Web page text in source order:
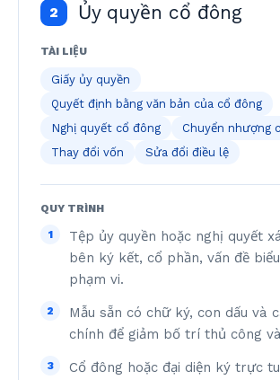
2 Ủy quyền cổ đông
TÀI LIỆU
Giấy ủy quyền
Quyết định bằng văn bản của cổ đông
Nghị quyết cổ đông
Chuyển nhượng
Thay đổi vốn
Sửa đổi điều lệ
QUY TRÌNH
1
Tệp ủy quyền hoặc nghị quyết
bên ký kết, cổ phần, vấn đề
phạm vi.
2
Mẫu sẵn có chữ ký, con dấu và
chính để giảm bố trí thủ công
3
Cổ đông hoặc đại diện ký trực